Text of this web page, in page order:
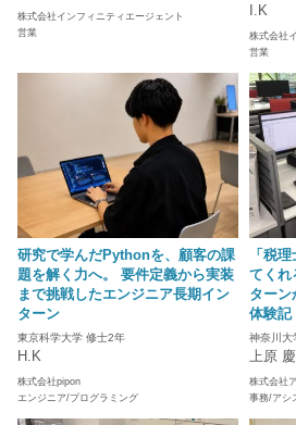
株式会社インフィニティエージェント
営業
I.K
株式会社
営業
研究で学んだPythonを、顧客の課
題を解く力へ。 要件定義から実装
まで挑戦したエンジニア長期イン
ターン
東京科学大学 修士2年
H.K
株式会社pipon
エンジニア/プログラミング
「税
てくれ
ターン
体験記
神奈川大
上原 慶
株式会社
事務/アシ